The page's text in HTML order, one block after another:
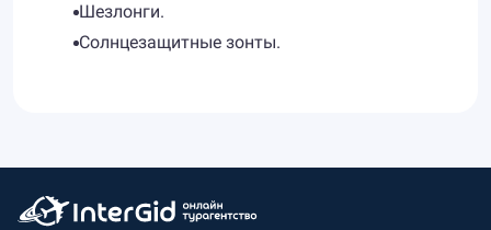
Шезлонги.
Солнцезащитные зонты.